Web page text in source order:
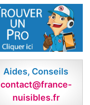
Aides, Conseils
contact@france-
nuisibles.fr